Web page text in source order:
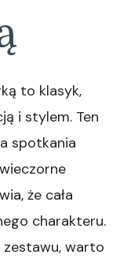
to klasyk,
i stylem. Ten
spotkania
że cała
charakteru.
warto